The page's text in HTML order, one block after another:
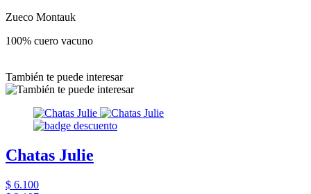
Zueco Montauk
100% cuero vacuno
También te puede interesar
Chatas Julie
$ 6.100